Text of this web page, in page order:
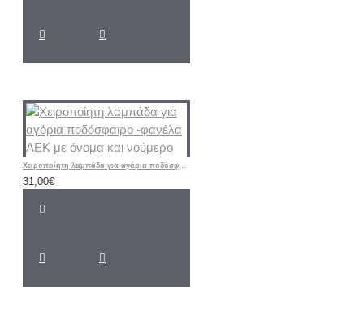
Χειροποίητη λαμπάδα για αγόρια ποδόσφαιρο -φανέλα ΑΕΚ με όνομα και νούμερο
31,00€